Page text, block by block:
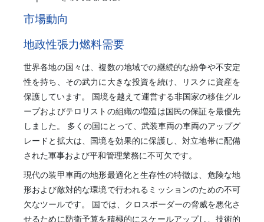
市場動向
地政性張力燃料需要
世界各地の国々は、複数の地域での継続的な紛争や不安定
性を持ち、その武力に大きな投資を続け、リスクに資産を
保護しています。 国境を越えて運営する非国家の移住グル
ープおよびテロリストの組織の増殖は国民の保証を最優先
しました。 多くの国にとって、武装車両の車両のアップグ
レードと拡大は、国境を効果的に保護し、対立地帯に配備
された軍事および平和管理業務に不可欠です。
現代の装甲車両の地形最適化と生存性の特徴は、危険な地
形および敵対的な環境で行われるミッションのための不可
欠なツールです。 国では、クロスボーダーの脅威を悪化さ
せるために防衛予算を積極的にスケールアップし、技術的